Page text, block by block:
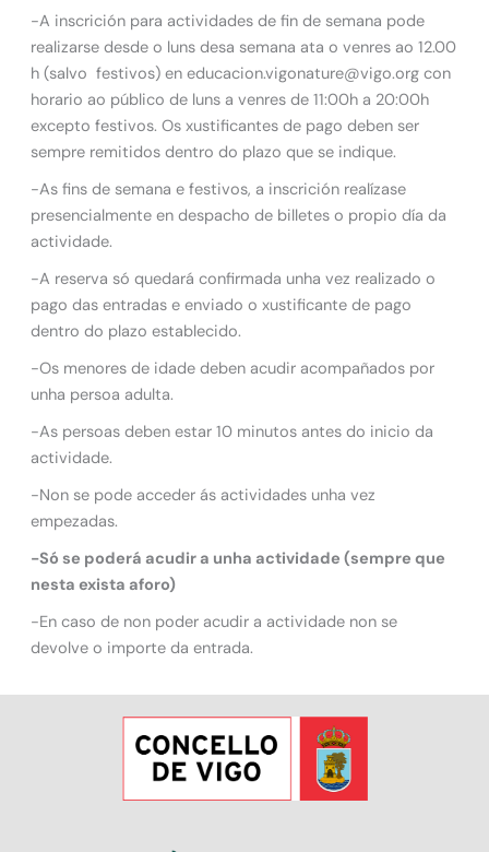
-A inscrición para actividades de fin de semana pode
realizarse desde o luns desa semana ata o venres ao 12.00
h (salvo festivos) en educacion.vigonature@vigo.org con
horario ao público de luns a venres de 11:00h a 20:00h
excepto festivos. Os xustificantes de pago deben ser
sempre remitidos dentro do plazo que se indique.
-As fins de semana e festivos, a inscrición realízase
presencialmente en despacho de billetes o propio día da
actividade.
-A reserva só quedará confirmada unha vez realizado o
pago das entradas e enviado o xustificante de pago
dentro do plazo establecido.
-Os menores de idade deben acudir acompañados por
unha persoa adulta.
-As persoas deben estar 10 minutos antes do inicio da
actividade.
-Non se pode acceder ás actividades unha vez
empezadas.
-Só se poderá acudir a unha actividade (sempre que
nesta exista aforo)
-En caso de non poder acudir a actividade non se
devolve o importe da entrada.